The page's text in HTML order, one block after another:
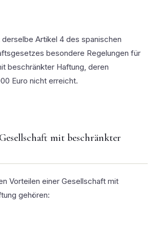
Artikel 4 des spanischen
besondere Regelungen für
beschränkter Haftung, deren
Euro nicht erreicht.
mit beschränkter
Vorteilen einer Gesellschaft mit
gehören: